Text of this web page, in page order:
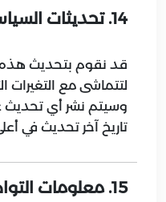
14. تحديثات السياسة
قد نقوم بتحديث
لتتماشى مع التغيرات
وسيتم نشر أي تحديث
تاريخ آخر تحديث في
15. معلومات التواصل